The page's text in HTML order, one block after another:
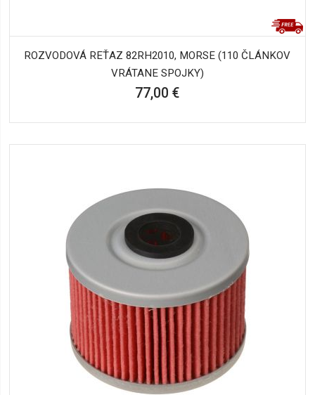
ROZVODOVÁ REŤAZ 82RH2010, MORSE (110 ČLÁNKOV
VRÁTANE SPOJKY)
77,00 €